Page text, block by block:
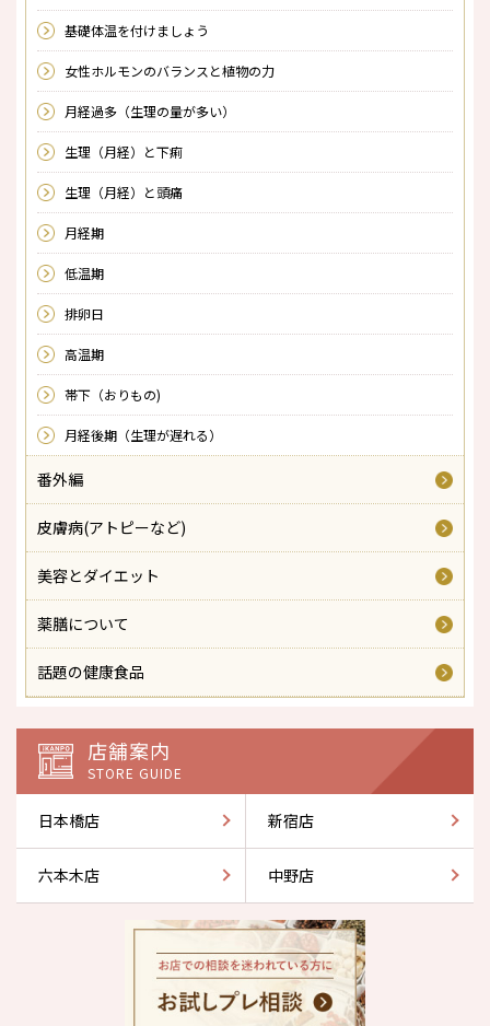
基礎体温を付けましょう
女性ホルモンのバランスと植物の力
月経過多（生理の量が多い）
生理（月経）と下痢
生理（月経）と頭痛
月経期
低温期
排卵日
高温期
帯下（おりもの)
月経後期（生理が遅れる）
番外編
皮膚病(アトピーなど)
美容とダイエット
薬膳について
話題の健康食品
店舗案内
STORE GUIDE
日本橋店 新宿店
六本木店 中野店